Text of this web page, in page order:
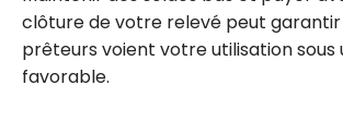
clôture de votre relevé peut garantir
prêteurs voient votre utilisation sous
favorable.